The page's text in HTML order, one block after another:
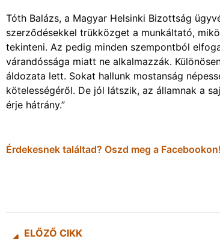
Tóth Balázs, a Magyar Helsinki Bizottság
szerződésekkel trükközget a munkáltató,
tekinteni. Az pedig minden szempontból
várandóssága miatt ne alkalmazzák.
áldozata lett. Sokat hallunk mostanság
kötelességéről. De jól látszik, az államnak a
érje hátrány.”
Érdekesnek találtad? Oszd meg a Facebookon!
ELŐZŐ CIKK